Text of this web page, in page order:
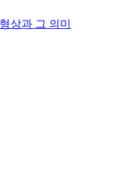
상과 그 의미